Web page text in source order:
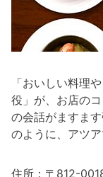
「おいしい料理
役」が、お店の
の会話がますま
のように、アツ
住所：〒812-